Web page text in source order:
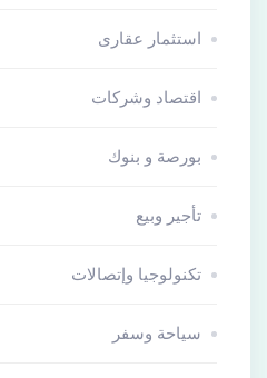
استثمار عقارى
اقتصاد وشركات
بورصة و بنوك
تأجير وبيع
تكنولوجيا وإتصالات
سياحة وسفر